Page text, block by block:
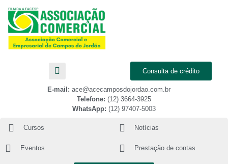
Consulta de crédito
E-mail: ace@acecamposdojordao.com.br
Telefone: (12) 3664-3925
WhatsApp: (12) 97407-5003
Cursos Notícias
Eventos Prestação de contas